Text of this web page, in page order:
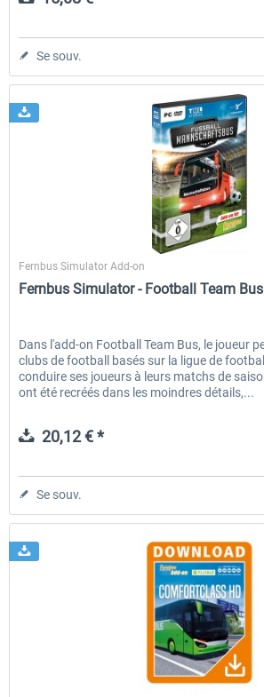
Se souv.
Aerosoft
Fernbus Simulator Add-on
Fernbus Simulator - Football Team Bus
Dans l'add-on Football Team Bus, le joueur
clubs de football basés sur la ligue de
conduire ses joueurs à leurs matchs de
ont été recréés dans les moindres détails,...
20,12 € *
Se souv.
Aerosoft